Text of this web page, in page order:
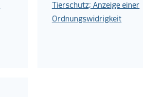
Tierschutz; Anzeige einer
Ordnungswidrigkeit